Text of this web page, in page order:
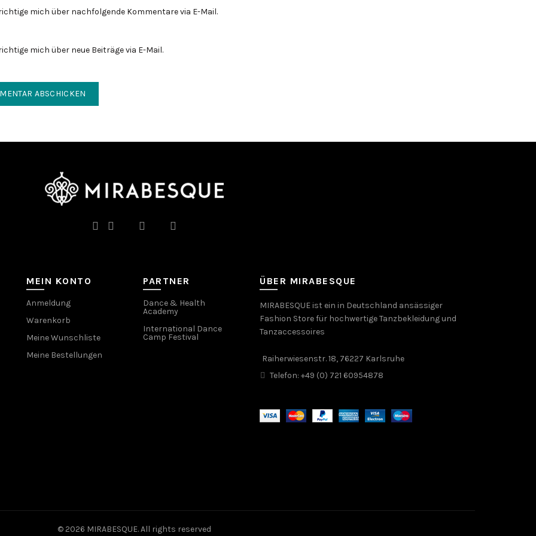
mich über nachfolgende Kommentare via E-Mail.
mich über neue Beiträge via E-Mail.
MEIN KONTO
Anmeldung
Warenkorb
Meine Wunschliste
Meine Bestellungen
PARTNER
Dance & Health
Academy
International Dance
Camp Festival
ÜBER MIRABESQUE
MIRABESQUE ist ein in Deutschland ansässiger
Fashion Store für hochwertige Tanzbekleidung und
Tanzaccessoires
Raiherwiesenstr. 18, 76227 Karlsruhe
Telefon: +49 (0) 721 60954878
© 2026 MIRABESQUE. All rights reserved